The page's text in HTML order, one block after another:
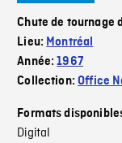
Chute de tournage
Lieu: Montréal
Année:1967
Collection:Office
Formats
Digital